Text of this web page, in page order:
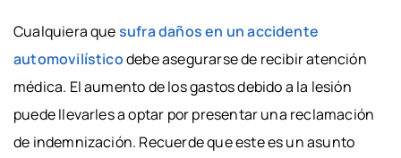
Cualquiera quesufra daños en un accidente
automovilísticodebe asegurarse de recibir atención
médica. El aumento de los gastos debido a la lesión
puede llevarles a optar por presentar una reclamación
de indemnización. Recuerde que este es un asunto